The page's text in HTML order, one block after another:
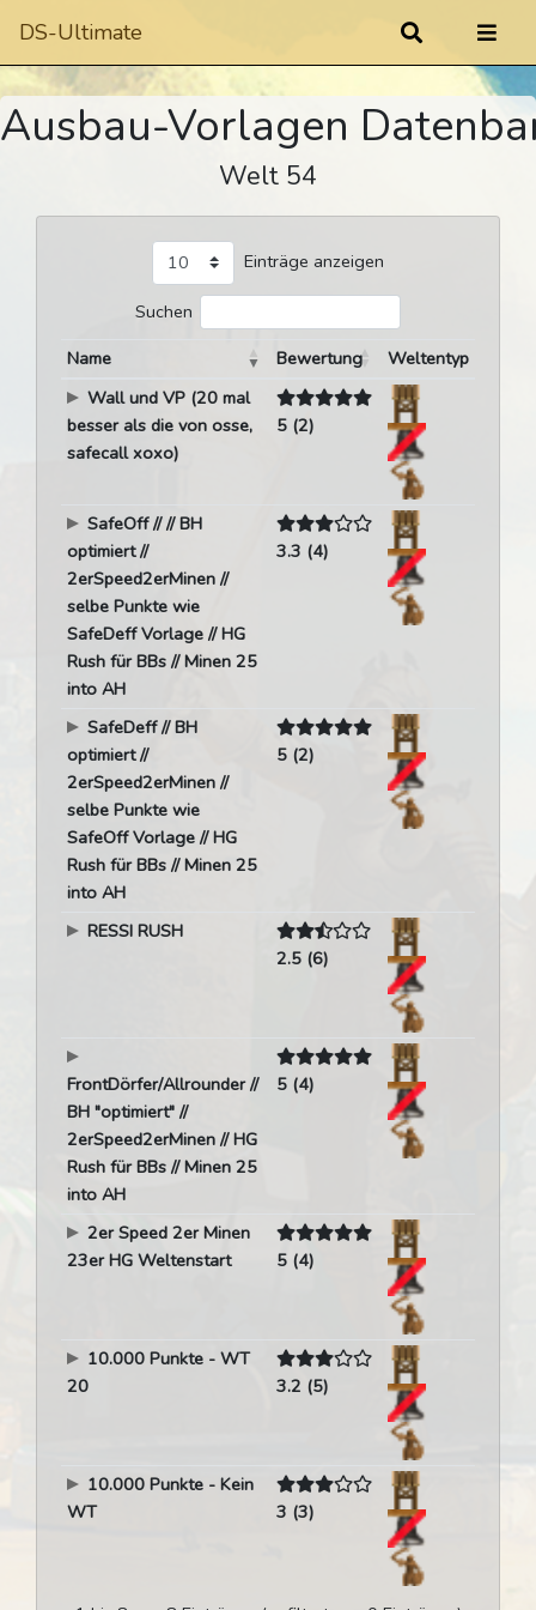
DS-Ultimate
Ausbau-Vorlagen
Welt 54
Einträge anzeigen
Suchen
Name
Bewertung
Weltentyp
Wall und VP (20 mal
besser als die von osse,
safecall xoxo)
5 (2)
SafeOff // // BH
optimiert //
2erSpeed2erMinen //
selbe Punkte wie
SafeDeff Vorlage // HG
Rush für BBs // Minen 25
into AH
3.3 (4)
SafeDeff // BH
optimiert //
2erSpeed2erMinen //
selbe Punkte wie
SafeOff Vorlage // HG
Rush für BBs // Minen 25
into AH
5 (2)
RESSI RUSH
2.5 (6)
FrontDörfer/Allrounder //
BH "optimiert" //
2erSpeed2erMinen // HG
Rush für BBs // Minen 25
into AH
5 (4)
2er Speed 2er Minen
23er HG Weltenstart
5 (4)
10.000 Punkte - WT
20
3.2 (5)
10.000 Punkte - Kein
WT
3 (3)